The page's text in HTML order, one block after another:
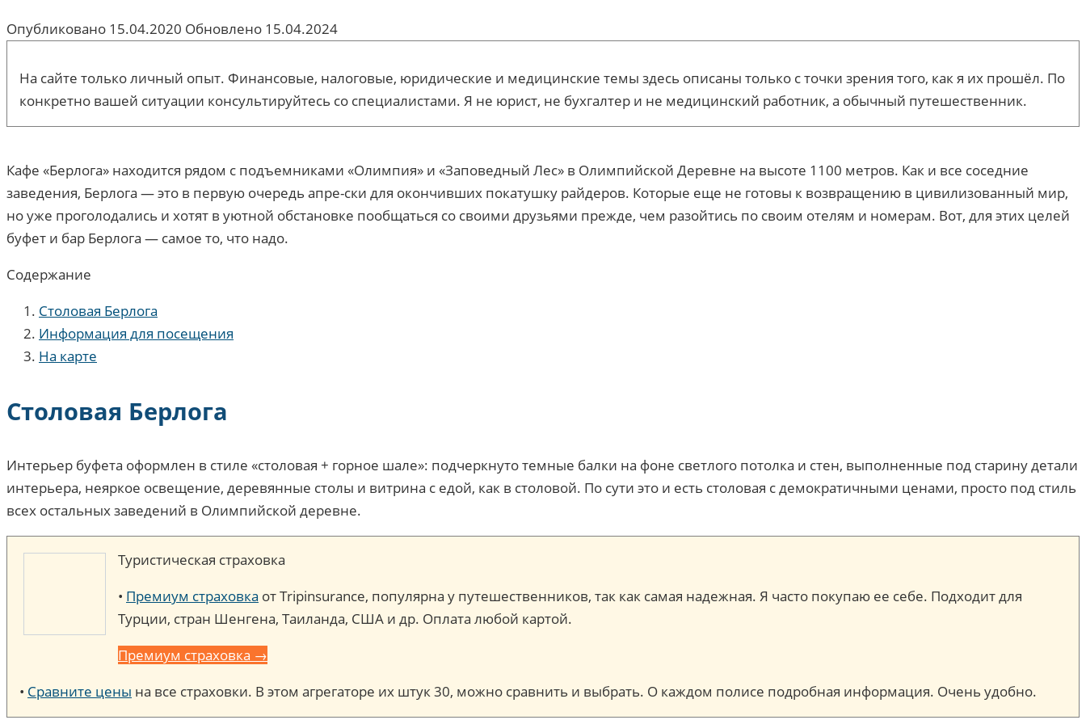
Опубликовано 15.04.2020 Обновлено 15.04.2024
На сайте только личный опыт. Финансовые, налоговые, юридические и медицинские темы здесь описаны только с точки зрения того, как я их прошёл. По
конкретно вашей ситуации консультируйтесь со специалистами. Я не юрист, не бухгалтер и не медицинский работник, а обычный путешественник.
Кафе «Берлога» находится рядом с подъемниками «Олимпия» и «Заповедный Лес» в Олимпийской Деревне на высоте 1100 метров. Как и все соседние
заведения, Берлога — это в первую очередь апре-ски для окончивших покатушку райдеров. Которые еще не готовы к возвращению в цивилизованный мир,
но уже проголодались и хотят в уютной обстановке пообщаться со своими друзьями прежде, чем разойтись по своим отелям и номерам. Вот, для этих целей
буфет и бар Берлога — самое то, что надо.
Содержание
Столовая Берлога
Информация для посещения
На карте
Столовая Берлога
Интерьер буфета оформлен в стиле «столовая + горное шале»: подчеркнуто темные балки на фоне светлого потолка и стен, выполненные под старину детали
интерьера, неяркое освещение, деревянные столы и витрина с едой, как в столовой. По сути это и есть столовая с демократичными ценами, просто под стиль
всех остальных заведений в Олимпийской деревне.
Туристическая страховка
• Премиум страховка от Tripinsurance, популярна у путешественников, так как самая надежная. Я часто покупаю ее себе. Подходит для
Турции, стран Шенгена, Таиланда, США и др. Оплата любой картой.
Премиум страховка →
• Сравните цены на все страховки. В этом агрегаторе их штук 30, можно сравнить и выбрать. О каждом полисе подробная информация. Очень удобно.